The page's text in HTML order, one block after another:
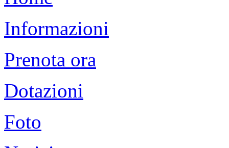
Informazioni
Prenota ora
Dotazioni
Foto